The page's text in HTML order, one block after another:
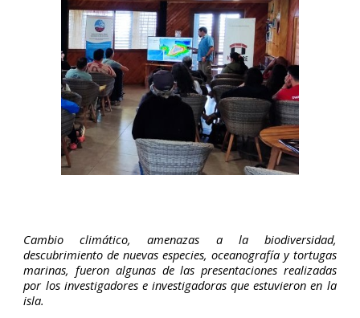
Cambio climático, amenazas a la biodiversidad,
descubrimiento de nuevas especies, oceanografía y tortugas
marinas, fueron algunas de las presentaciones realizadas
por los investigadores e investigadoras que estuvieron en la
isla.